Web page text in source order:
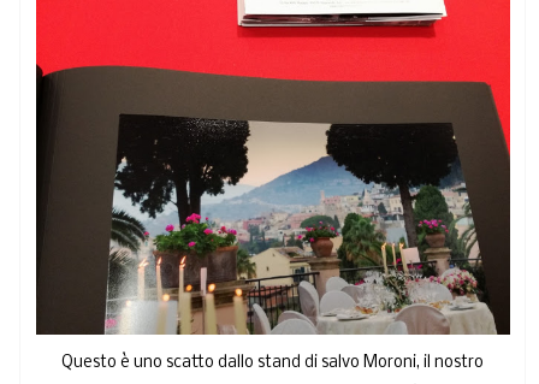
Questo è uno scatto dallo stand di salvo Moroni, il nostro